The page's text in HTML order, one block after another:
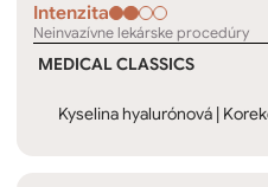
Intenzita
Neinvazívne lekárske procedúry
MEDICAL CLASSICS
Kyselina hyalurónová |